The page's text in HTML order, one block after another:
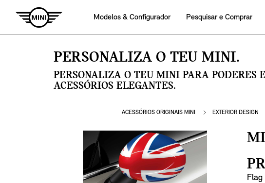
Modelos & Configurador Pesquisar e Comprar
PERSONALIZA O TEU MINI.
PERSONALIZA O TEU MINI PARA
ACESSÓRIOS ELEGANTES.
ACESSÓRIOS ORIGINAIS MINI EXTERIOR DESIGN